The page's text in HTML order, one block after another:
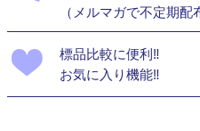
（メルマガで不定期配
標品比較に便利‼
お気に入り機能‼